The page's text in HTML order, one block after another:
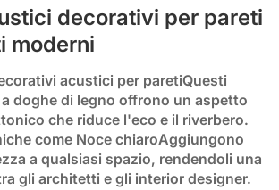
decorativi per pareti
moderni
acustici per paretiQuesti
doghe di legno offrono un aspetto
che riduce l'eco e il riverbero.
come Noce chiaroAggiungono
a qualsiasi spazio, rendendoli una
gli architetti e gli interior designer.